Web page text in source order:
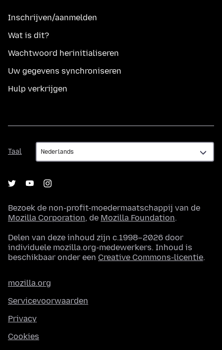
Inschrijven/aanmelden
Wat is dit?
Wachtwoord herinitialiseren
Uw gegevens synchroniseren
Hulp verkrijgen
Taal
Taal
Bezoek de non-profit-moedermaatschappij van de
Mozilla Corporation, de Mozilla Foundation.
Delen van deze inhoud zijn c.1998–2026 door
individuele mozilla.org-medewerkers. Inhoud is
beschikbaar onder een Creative Commons-licentie.
mozilla.org
Servicevoorwaarden
Privacy
Cookies